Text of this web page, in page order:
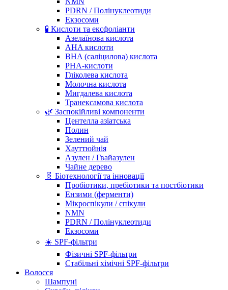
PDRN / Полінуклеотиди
Екзосоми
🧪 Кислоти та ексфоліанти
Азелаїнова кислота
AHA кислоти
BHA (саліцилова) кислота
PHA-кислоти
Гліколева кислота
Молочна кислота
Мигдалева кислота
Транексамова кислота
🌿 Заспокійливі компоненти
Центелла азіатська
Полин
Зелений чай
Хауттюйнія
Азулен / Гвайазулен
Чайне дерево
🧬 Біотехнології та інновації
Пробіотики, пребіотики та постбіотики
Ензими (ферменти)
Мікроспікули / спікули
NMN
PDRN / Полінуклеотиди
Екзосоми
☀️ SPF-фільтри
Фізичні SPF-фільтри
Стабільні хімічні SPF-фільтри
Волосся
Шампуні